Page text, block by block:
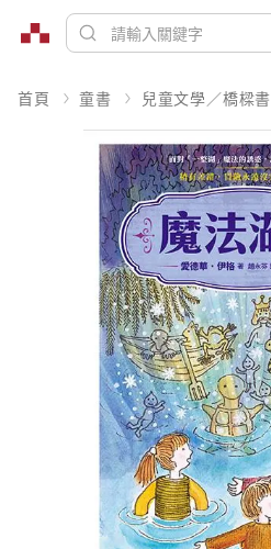
首頁 童書 兒童文學／橋樑書